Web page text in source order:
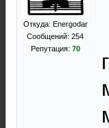
Откуда: Energodar
Сообщений: 254
Репутация: 70